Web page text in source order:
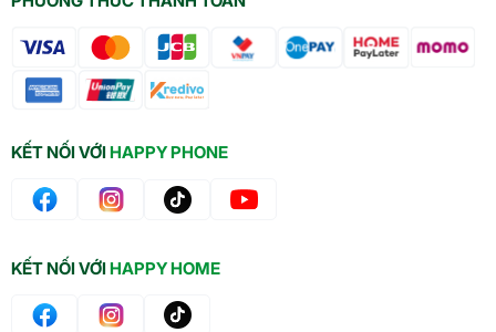
KẾT NỐI VỚIHAPPY PHONE
KẾT NỐI VỚIHAPPY HOME